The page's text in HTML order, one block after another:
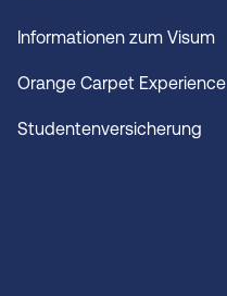
Informationen zum Visum
Orange Carpet Experience
Studentenversicherung